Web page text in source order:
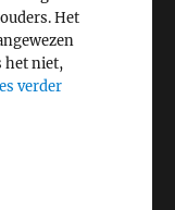
Het
het niet,
verder"Middeleeuws